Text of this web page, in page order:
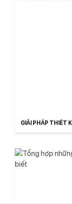
GIẢI PHÁP THIẾT